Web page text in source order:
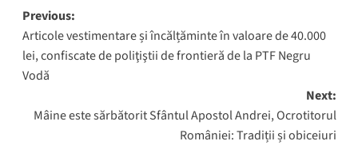
Post
navigation
Previous:
Articole vestimentare și încălțăminte în valoare de 40.000
lei, confiscate de poliţiştii de frontieră de la PTF Negru
Vodă
Next:
Mâine este sărbătorit Sfântul Apostol Andrei, Ocrotitorul
României: Tradiții și obiceiuri